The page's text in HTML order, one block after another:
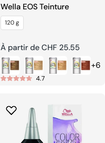
Wella EOS Teinture
120 g
Prix
habituel
À partir de CHF 25.55
+6
4.7